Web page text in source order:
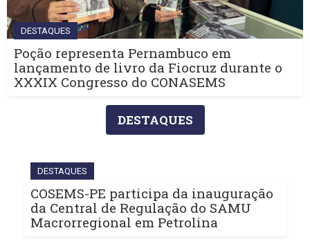
DESTAQUES
Poção representa Pernambuco em
lançamento de livro da Fiocruz durante o
XXXIX Congresso do CONASEMS
DESTAQUES
DESTAQUES
COSEMS-PE participa da inauguração
da Central de Regulação do SAMU
Macrorregional em Petrolina